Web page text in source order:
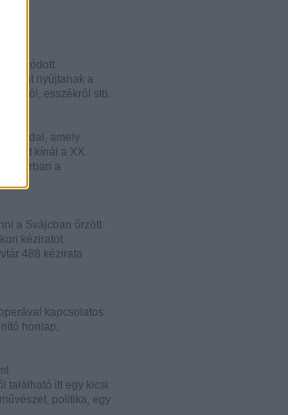
nyújtanak a
esszékről stb.
oldal, amely
kínál a XX.
a
a Svájcban őrzött
kéziratot.
488 kézirata
kapcsolatos
honlap,
található itt egy kicsi:
politika, egy